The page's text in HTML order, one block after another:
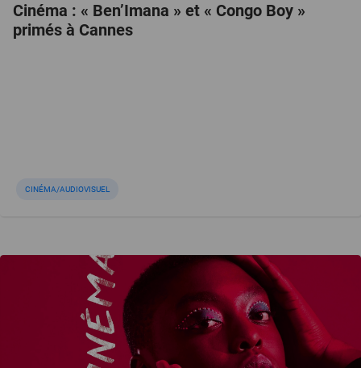
Cinéma : « Ben’Imana » et « Congo Boy »
primés à Cannes
CINÉMA/AUDIOVISUEL